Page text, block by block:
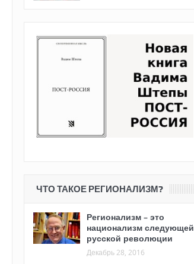
ЧТО ТАКОЕ РЕГИОНАЛИЗМ?
Регионализм – это
национализм следующей
русской революции
Декабрь 28, 2016